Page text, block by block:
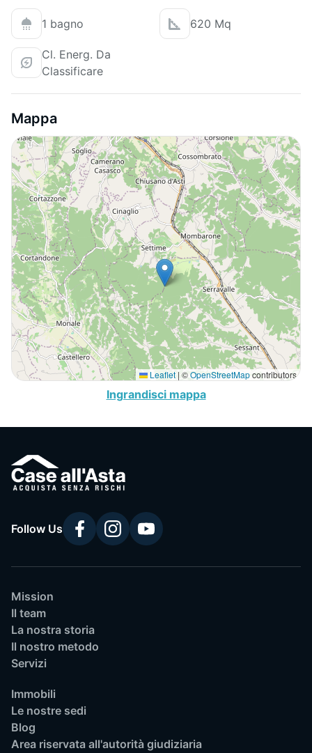
1 bagno 620 Mq
Cl. Energ. Da
Classificare
Mappa
Leaflet | ©OpenStreetMapcontributors
Ingrandisci mappa
Follow Us
Mission
Il team
La nostra storia
Il nostro metodo
Servizi
Immobili
Le nostre sedi
Blog
Area riservata all'autorità giudiziaria